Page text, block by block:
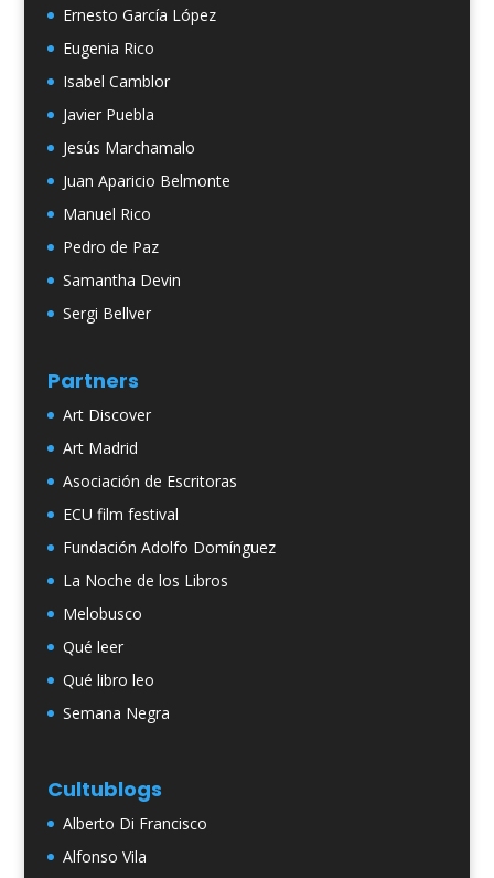
Ernesto García López
Eugenia Rico
Isabel Camblor
Javier Puebla
Jesús Marchamalo
Juan Aparicio Belmonte
Manuel Rico
Pedro de Paz
Samantha Devin
Sergi Bellver
Partners
Art Discover
Art Madrid
Asociación de Escritoras
ECU film festival
Fundación Adolfo Domínguez
La Noche de los Libros
Melobusco
Qué leer
Qué libro leo
Semana Negra
Cultublogs
Alberto Di Francisco
Alfonso Vila